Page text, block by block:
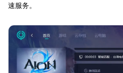
速服务。